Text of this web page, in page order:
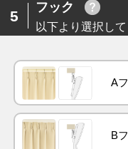
5
フック
以下より選択し
A
B